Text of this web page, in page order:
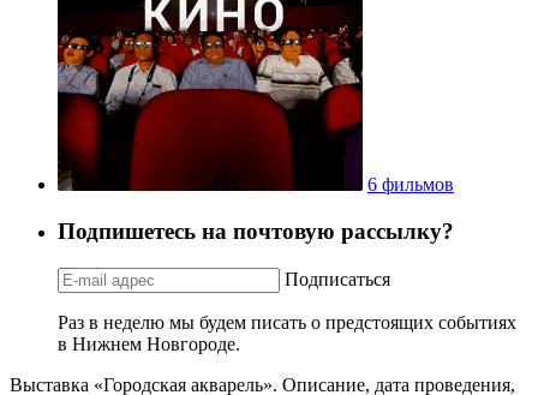
6 фильмов
Подпишетесь на почтовую рассылку?
Подписаться
Раз в неделю мы будем писать о предстоящих событиях
в Нижнем Новгороде.
Выставка «Городская акварель». Описание, дата проведения,